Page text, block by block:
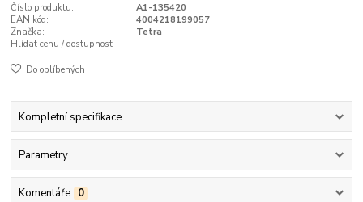
Číslo produktu:
A1-135420
EAN kód:
4004218199057
Značka:
Tetra
Hlídat cenu / dostupnost
Do oblíbených
Kompletní specifikace
Parametry
Komentáře 0